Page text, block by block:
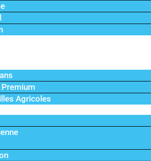
Agricoles